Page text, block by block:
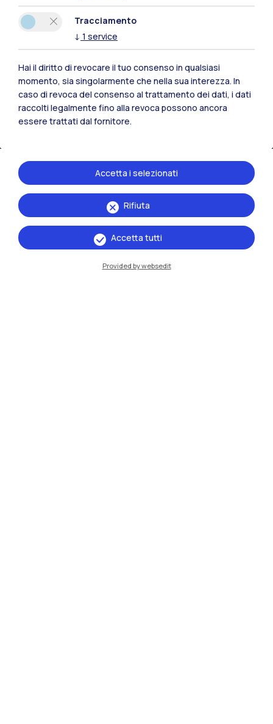
Polimi Community
Tutti i siti dell’ecosistema
Tracciamento
↓ 1 service
Hai il diritto di revocare il tuo consenso in qualsiasi
momento, sia singolarmente che nella sua interezza. In
caso di revoca del consenso al trattamento dei dati, i dati
raccolti legalmente fino alla revoca possono ancora
essere trattati dal fornitore.
Rifiuta
Accetta i selezionati
Accetta tutti
Provided by websedit